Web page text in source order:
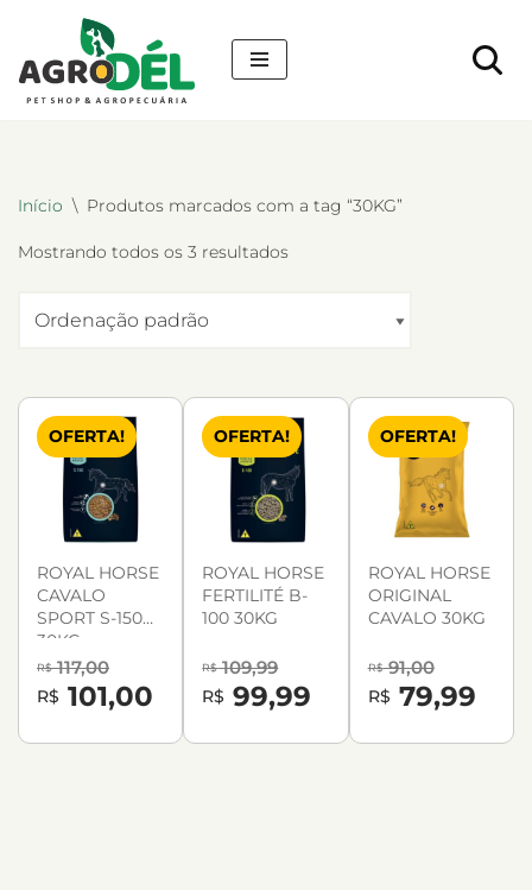
Pular
para
Início \ Produtos marcados com a tag “30KG”
Mostrando todos os 3 resultados
OFERTA!
ROYAL HORSE
CAVALO
SPORT S-150
30KG
R$117,00
R$ 101,00
OFERTA!
ROYAL HORSE
FERTILITÉ B-
100 30KG
R$109,99
R$ 99,99
OFERTA!
ROYAL HORSE
ORIGINAL
CAVALO 30KG
R$91,00
R$ 79,99